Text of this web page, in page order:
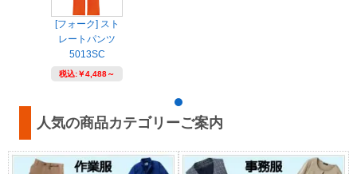
[フォーク] スト
レートパンツ
5013SC
税込:￥4,488～
人気の商品カテゴリーご案内